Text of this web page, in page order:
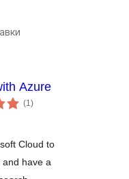
Azure
(1укупних
оцена
)
Cloud to
have a